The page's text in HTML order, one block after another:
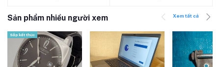
Sản phẩm nhiều người xem Xem tất cả
Sắp kết thúc